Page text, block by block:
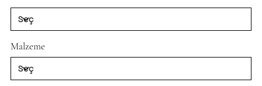
Malzeme